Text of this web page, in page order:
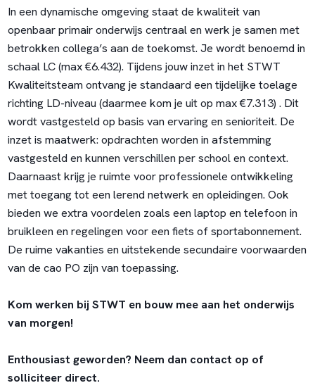
In een dynamische omgeving staat de kwaliteit van
openbaar primair onderwijs centraal en werk je samen met
betrokken collega’s aan de toekomst. Je wordt benoemd in
schaal LC (max €6.432). Tijdens jouw inzet in het STWT
Kwaliteitsteam ontvang je standaard een tijdelijke toelage
richting LD-niveau (daarmee kom je uit op max €7.313) . Dit
wordt vastgesteld op basis van ervaring en senioriteit. De
inzet is maatwerk: opdrachten worden in afstemming
vastgesteld en kunnen verschillen per school en context.
Daarnaast krijg je ruimte voor professionele ontwikkeling
met toegang tot een lerend netwerk en opleidingen. Ook
bieden we extra voordelen zoals een laptop en telefoon in
bruikleen en regelingen voor een fiets of sportabonnement.
De ruime vakanties en uitstekende secundaire voorwaarden
van de cao PO zijn van toepassing.
Kom werken bij STWT en bouw mee aan het onderwijs
van morgen!
Enthousiast geworden? Neem dan contact op of
solliciteer direct.